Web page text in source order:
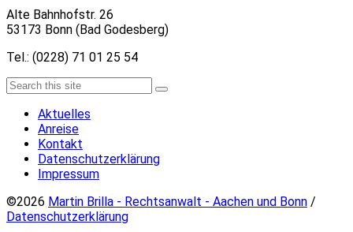
Alte Bahnhofstr. 26
53173 Bonn (Bad Godesberg)
Tel.: (0228) 71 01 25 54
Search
Search
Aktuelles
Anreise
Kontakt
Datenschutzerklärung
Impressum
©2026 Martin Brilla - Rechtsanwalt - Aachen und Bonn /
Datenschutzerklärung